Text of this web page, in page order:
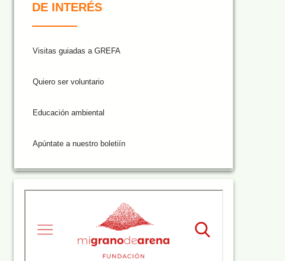
DE INTERÉS
Visitas guiadas a GREFA
Quiero ser voluntario
Educación ambiental
Apúntate a nuestro boletiín